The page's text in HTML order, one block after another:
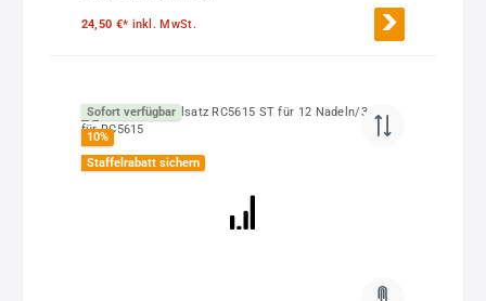
24,50 €* inkl. MwSt.
Sofort verfügbar
10%
Staffelrabatt sichern